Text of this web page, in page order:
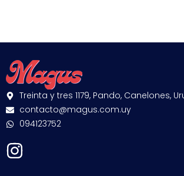
Treinta y tres 1179, Pando, Canelones,
contacto@magus.com.uy
094123752